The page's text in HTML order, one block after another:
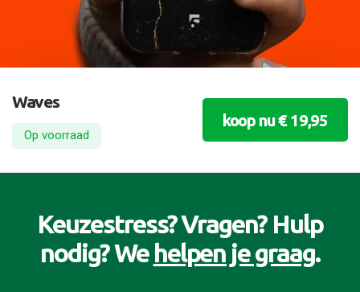
Waves
Op voorraad
koop nu € 19,95
Keuzestress? Vragen? Hulp
nodig? Wehelpen je graag.